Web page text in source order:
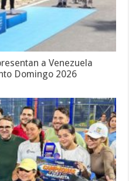
a Venezuela
Domingo 2026